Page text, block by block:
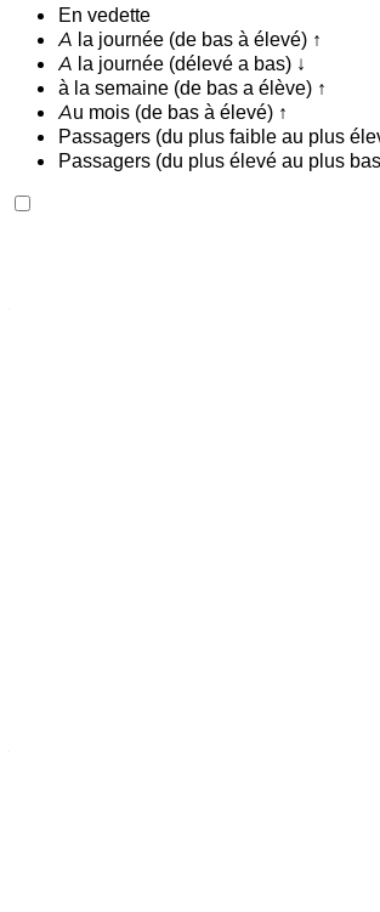
En vedette
A la journée (de bas à élevé) ↑
A la journée (délevé a bas) ↓
à la semaine (de bas a élève) ↑
Au mois (de bas à élevé) ↑
Passagers (du plus faible au plus
Passagers (du plus élevé au plus